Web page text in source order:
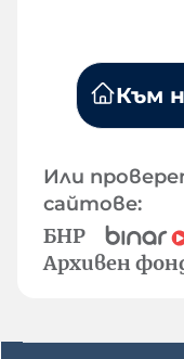
Към
Или
сайтове:
БНР
Архивен